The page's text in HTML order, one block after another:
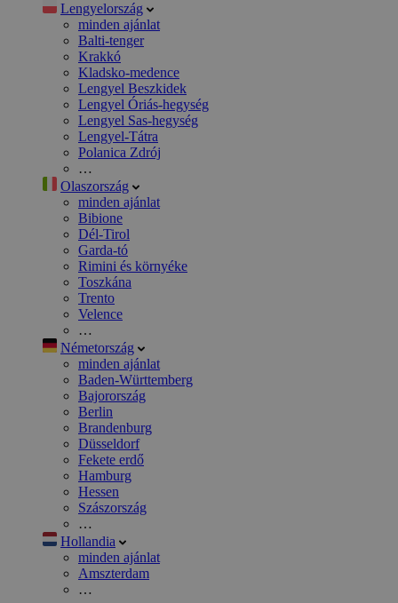
Lengyelország
minden ajánlat
Balti-tenger
Krakkó
Kladsko-medence
Lengyel Beszkidek
Lengyel Óriás-hegység
Lengyel Sas-hegység
Lengyel-Tátra
Polanica Zdrój
…
Olaszország
minden ajánlat
Bibione
Dél-Tirol
Garda-tó
Rimini és környéke
Toszkána
Trento
Velence
…
Németország
minden ajánlat
Baden-Württemberg
Bajorország
Berlin
Brandenburg
Düsseldorf
Fekete erdő
Hamburg
Hessen
Szászország
…
Hollandia
minden ajánlat
Amszterdam
…